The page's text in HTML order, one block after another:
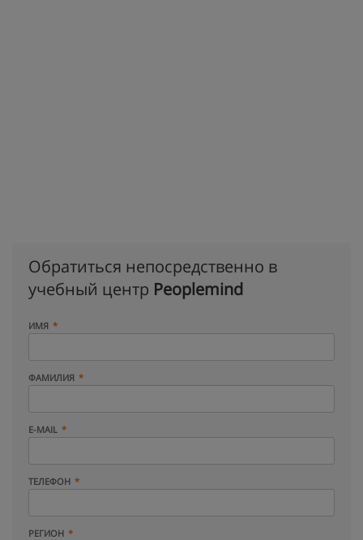
Обратиться непосредственно в
учебный центр Peoplemind
ИМЯ
ФАМИЛИЯ
E-MAIL
ТЕЛЕФОН
РЕГИОН